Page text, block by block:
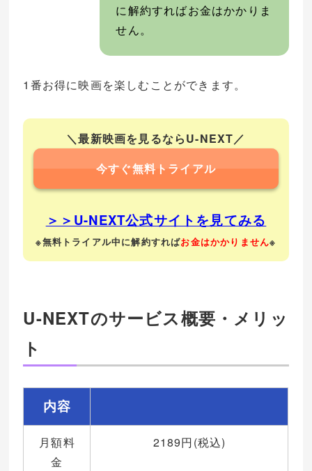
に解約すればお金はかかりま
せん。
1番お得に映画を楽しむことができます。
＼最新映画を見るならU-NEXT／
今すぐ無料トライアル
＞＞U-NEXT公式サイトを見てみる
※無料トライアル中に解約すればお金はかかりません※
U-NEXTのサービス概要・メリッ
ト
内容
月額料
金
2189円(税込)